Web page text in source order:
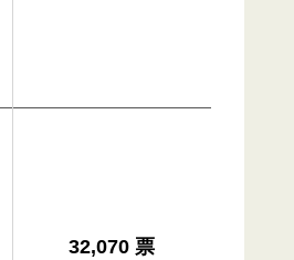
32,070 票